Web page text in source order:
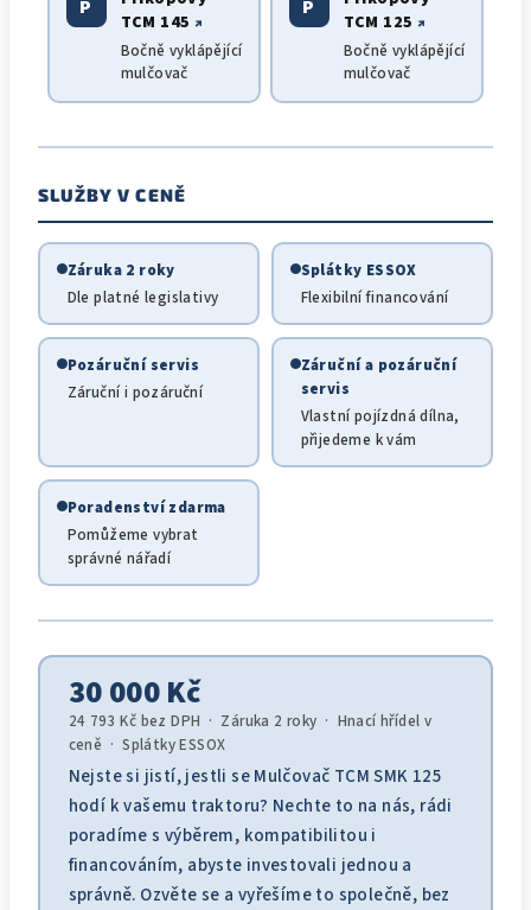
P
TCM 145 ↗
Bočně vyklápějící
mulčovač
P
TCM 125 ↗
Bočně vyklápějící
mulčovač
SLUŽBY V CENĚ
Záruka 2 roky
Dle platné legislativy
Splátky ESSOX
Flexibilní financování
Pozáruční servis
Záruční i pozáruční
Záruční a pozáruční
servis
Vlastní pojízdná dílna,
přijedeme k vám
Poradenství zdarma
Pomůžeme vybrat
správné nářadí
30 000 Kč
24 793 Kč bez DPH · Záruka 2 roky · Hnací hřídel v
ceně · Splátky ESSOX
Nejste si jistí, jestli se Mulčovač TCM SMK 125
hodí k vašemu traktoru? Nechte to na nás, rádi
poradíme s výběrem, kompatibilitou i
financováním, abyste investovali jednou a
správně. Ozvěte se a vyřešíme to společně, bez